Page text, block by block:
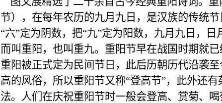
节），在每年农历的九月九日，是汉族的传统
“六”定为阴数，把“九”定为阳数，九月九日，
而叫重阳，也叫重九。重阳节早在战国时期就已
重阳被正式定为民间节日，此后历朝历代沿袭
高的风俗，所以重阳节又称“登高节”，此外还
法。人们在庆祝重阳节时一般会登高、赏菊、